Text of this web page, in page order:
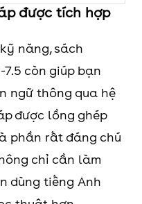
Liên quan đến lịch
sử, quá khứ, di sản
và cách con người
nhìn lại các giai
đoạn trước đây.
Bạn có thể tận
dụng chủ đề này
cho các bài nói
labelling
questions
là sách không
luyện nghe để
được tích hợp
năng, sách
7.5 còn giúp bạn
ngữ thông qua hệ
được lồng ghép
phần rất đáng chú
chỉ cần làm
dùng tiếng Anh